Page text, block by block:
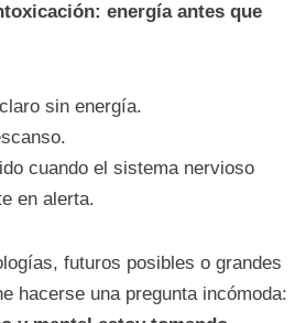
energía antes que
sin energía.
cuando el sistema nervioso
en alerta.
futuros posibles o grandes
hacerse una pregunta incómoda: